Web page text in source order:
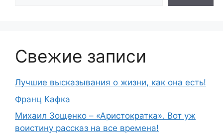
Свежие записи
Лучшие высказывания о жизни, как она есть!
Франц Кафка
Михаил Зощенко – «Аристократка». Вот уж
воистину рассказ на все времена!